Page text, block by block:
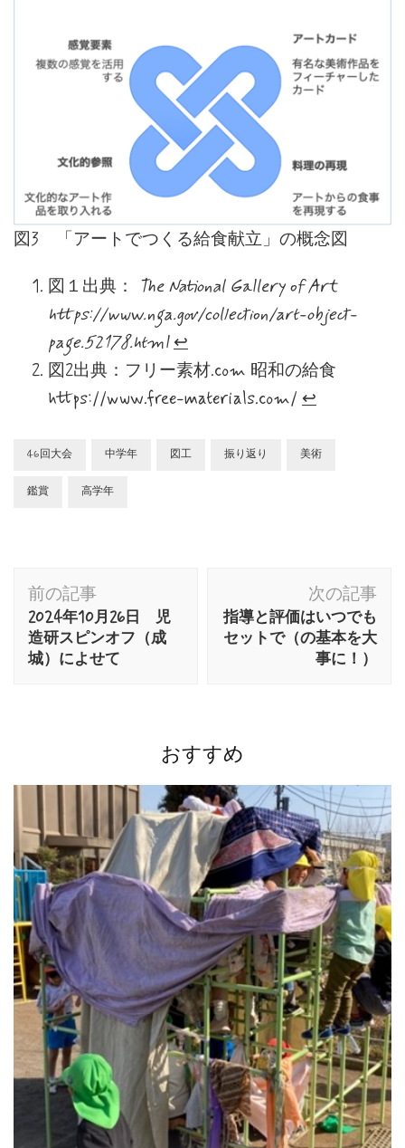
図3 「アートでつくる給食献立」の概念図
図１出典：
The National Gallery of Art
https://www.nga.gov/collection/art-object-
page.52178.html ↩︎
図2出典：フリー素材.com 昭和の給食
https://www.free-materials.com/ ↩︎
46回大会 中学年 図工 振り返り 美術
鑑賞 高学年
投
稿
ナ
ビ
ン
前の記事
2024年10月26日 児
造研スピンオフ（成
城）によせて
次の記事
指導と評価はいつでも
セットで（の基本を大
事に！）
おすすめ